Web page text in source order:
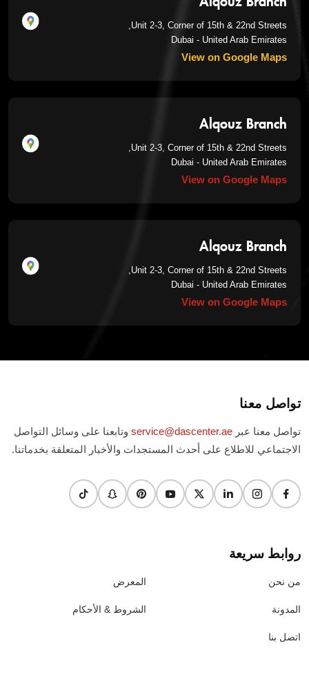
Unit 2-3, Corner of 15th & 22nd Streets,
Dubai - United Arab Emirates
View on Google Maps
Alqouz Branch
Unit 2-3, Corner of 15th & 22nd Streets,
Dubai - United Arab Emirates
View on Google Maps
Alqouz Branch
Unit 2-3, Corner of 15th & 22nd Streets,
Dubai - United Arab Emirates
View on Google Maps
تواصل معنا
تواصل معنا عبر service@dascenter.ae وتابعنا على وسائل التواصل
الاجتماعي للاطلاع على أحدث المستجدات والأخبار المتعلقة بخدماتنا.
روابط سريعة
من نحن
المدونة
اتصل بنا
المعرض
الشروط & الأحكام